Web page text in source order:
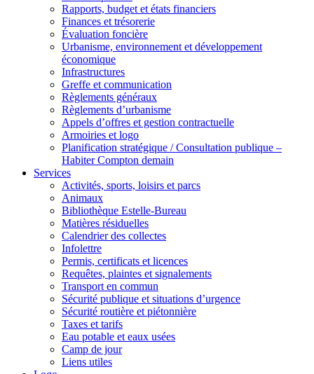
Rapports, budget et états financiers
Finances et trésorerie
Évaluation foncière
Urbanisme, environnement et développement
économique
Infrastructures
Greffe et communication
Règlements généraux
Règlements d’urbanisme
Appels d’offres et gestion contractuelle
Armoiries et logo
Planification stratégique / Consultation publique –
Habiter Compton demain
Services
Activités, sports, loisirs et parcs
Animaux
Bibliothèque Estelle-Bureau
Matières résiduelles
Calendrier des collectes
Infolettre
Permis, certificats et licences
Requêtes, plaintes et signalements
Transport en commun
Sécurité publique et situations d’urgence
Sécurité routière et piétonnière
Taxes et tarifs
Eau potable et eaux usées
Camp de jour
Liens utiles